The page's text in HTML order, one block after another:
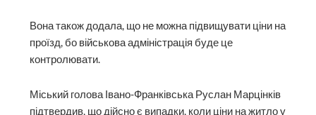
Вона також додала, що не можна підвищувати ціни на
проїзд, бо військова адміністрація буде це
контролювати.
Міський голова Івано-Франківська Руслан Марцінків
підтвердив, що дійсно є випадки, коли ціни на житло у